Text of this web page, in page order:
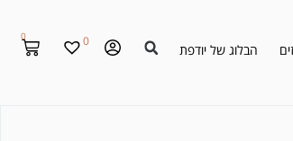
0 0
הבלוג של יודפת